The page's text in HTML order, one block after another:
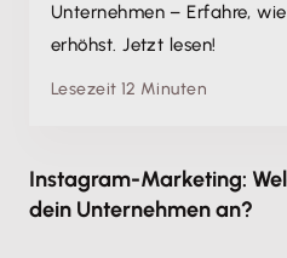
Unternehmen – Erfahre,
erhöhst. Jetzt lesen!
Lesezeit 12 Minuten
Instagram-Marketing:
dein Unternehmen an?